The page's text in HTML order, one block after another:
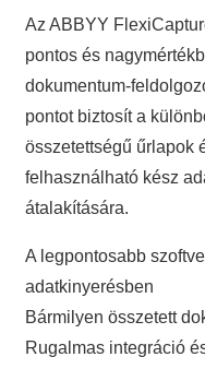
Az ABBYY
pontos és
dokumentum-
pontot biztosít a
összetettségű űrlapok
felhasználható kész
átalakítására.
A legpontosabb
adatkinyerésben
Bármilyen összetett
Rugalmas integráció